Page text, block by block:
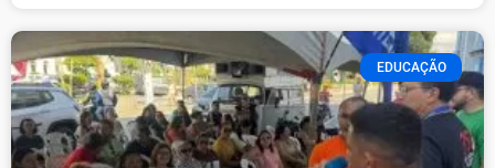
EDUCAÇÃO